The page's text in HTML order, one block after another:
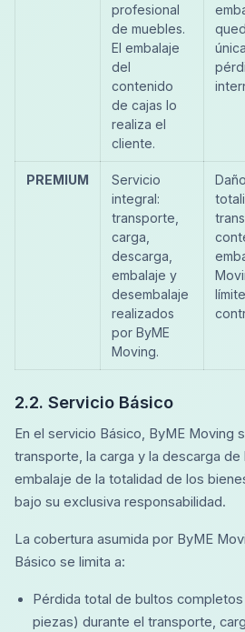
profesional
de muebles.
El embalaje
del
contenido
de cajas lo
realiza el
cliente.
PREMIUM
Servicio
integral:
transporte,
carga,
descarga,
embalaje y
desembalaje
realizados
por ByME
Moving.
2.2. Servicio Básico
En el servicio Básico, ByME Moving
transporte, la carga y la descarga de
embalaje de la totalidad de los
bajo su exclusiva responsabilidad.
La cobertura asumida por ByME
Básico se limita a:
Pérdida total de bultos
piezas) durante el transporte,